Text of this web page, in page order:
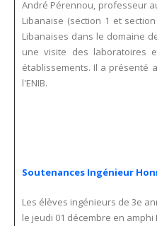
André Pérennou, professeur
Libanaise (section 1 et
Libanaises dans le domaine
une visite des laboratoires
établissements. Il a présenté
l'ENIB.
Soutenances Ingénieur
Les élèves ingénieurs de 3e
le jeudi 01 décembre en